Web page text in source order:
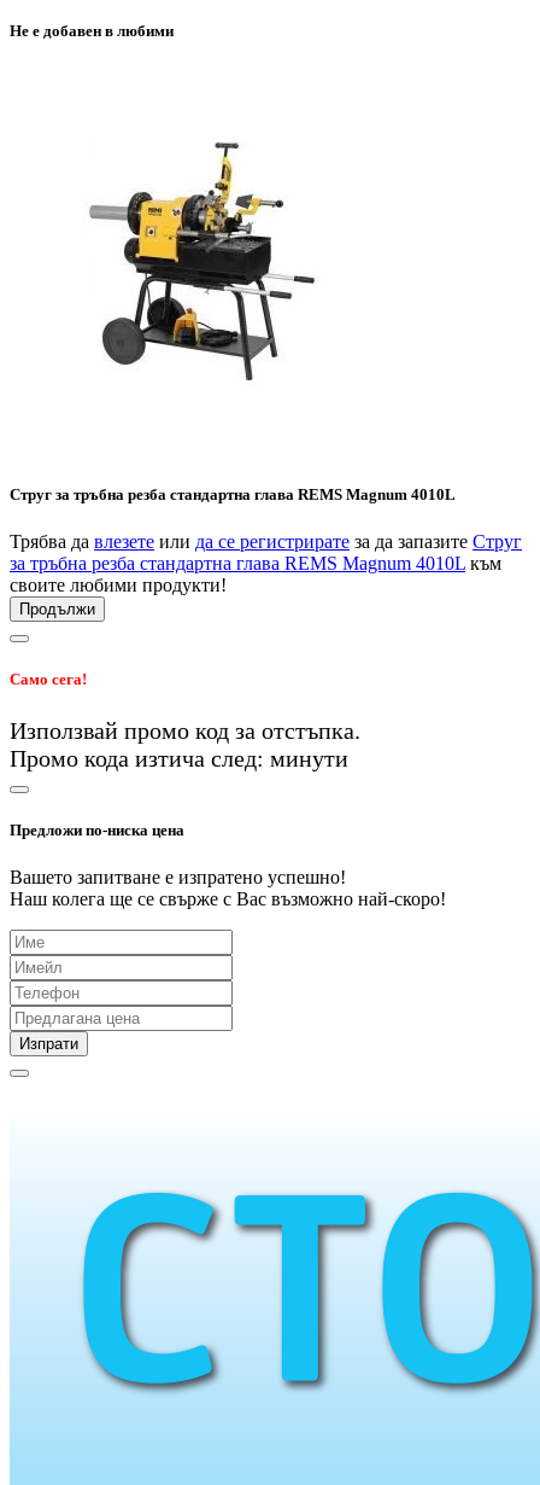
Не е добавен в любими
Струг за тръбна резба стандартна глава REMS Magnum 4010L
Трябва да влезете или да се регистрирате за да запазите Струг
за тръбна резба стандартна глава REMS Magnum 4010L към
своите любими продукти!
Продължи
Само сега!
Използвай промо код за отстъпка.
Промо кода изтича след: минути
Предложи по-ниска цена
Вашето запитване е изпратено успешно!
Наш колега ще се свърже с Вас възможно най-скоро!
Изпрати